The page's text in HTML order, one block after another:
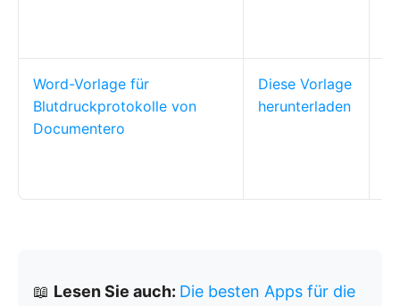
Word-Vorlage für
Blutdruckprotokolle von
Documentero
Diese Vorlage
herunterladen
📖 Lesen Sie auch: Die besten Apps für die